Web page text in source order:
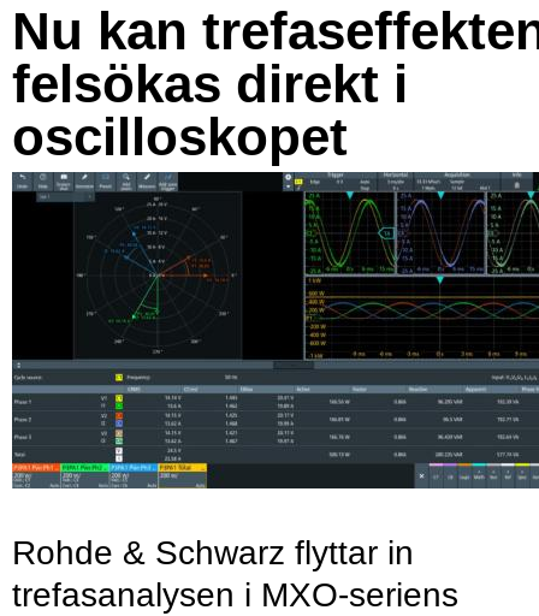
Nu kan
felsökas direkt i
oscilloskopet
Rohde & Schwarz flyttar in
trefasanalysen i MXO-seriens